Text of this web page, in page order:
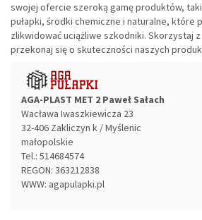
swojej ofercie szeroką gamę produktów,
pułapki, środki chemiczne i naturalne, które
zlikwidować uciążliwe szkodniki. Skorzystaj
przekonaj się o skuteczności naszych
AGA-PLAST MET 2 Paweł Sałach
Wacława Iwaszkiewicza 23
32-406 Zakliczyn k / Myślenic
małopolskie
Tel.: 514684574
REGON: 363212838
WWW: agapulapki.pl